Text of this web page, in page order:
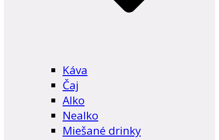
Káva
Čaj
Alko
Nealko
Miešané drinky